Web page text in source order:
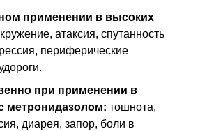
применении в высоких
атаксия, спутанность
периферические
при применении в
метронидазолом: тошнота,
диарея, запор, боли в